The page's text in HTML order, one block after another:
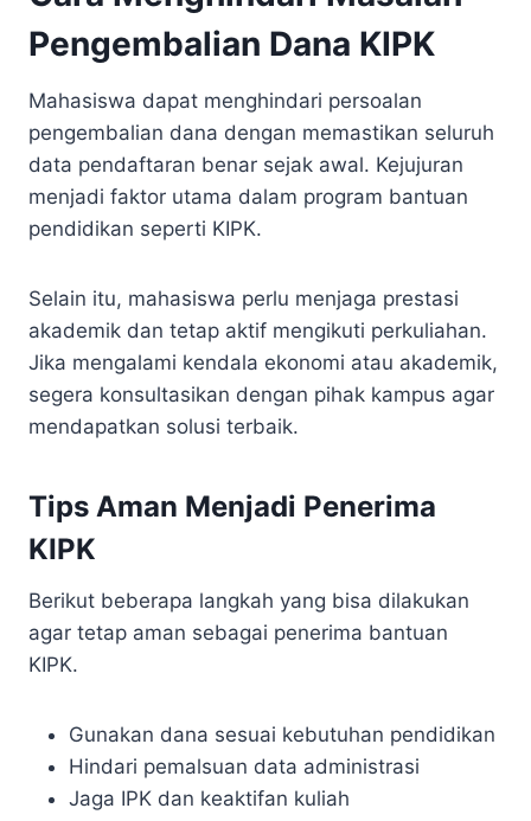
Pengembalian Dana KIPK
Mahasiswa dapat menghindari persoalan
pengembalian dana dengan memastikan seluruh
data pendaftaran benar sejak awal. Kejujuran
menjadi faktor utama dalam program bantuan
pendidikan seperti KIPK.
Selain itu, mahasiswa perlu menjaga prestasi
akademik dan tetap aktif mengikuti perkuliahan.
Jika mengalami kendala ekonomi atau akademik,
segera konsultasikan dengan pihak kampus agar
mendapatkan solusi terbaik.
Tips Aman Menjadi Penerima
KIPK
Berikut beberapa langkah yang bisa dilakukan
agar tetap aman sebagai penerima bantuan
KIPK.
Gunakan dana sesuai kebutuhan pendidikan
Hindari pemalsuan data administrasi
Jaga IPK dan keaktifan kuliah